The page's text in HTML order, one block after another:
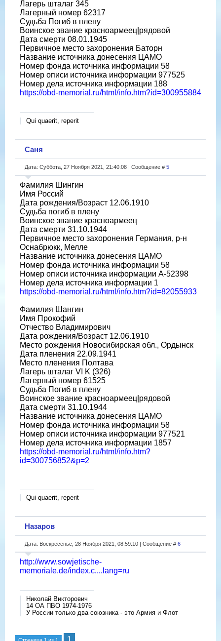
Лагерь шталаг 345
Лагерный номер 62317
Судьба Погиб в плену
Воинское звание красноармеец|рядовой
Дата смерти 08.01.1945
Первичное место захоронения Баторн
Название источника донесения ЦАМО
Номер фонда источника информации 58
Номер описи источника информации 977525
Номер дела источника информации 188
https://obd-memorial.ru/html/info.htm?id=300955884
Qui quaerit, reperit
Саня
Дата: Суббота, 27 Ноября 2021, 21:40:08 | Сообщение # 5
Фамилия Шингин
Имя Россий
Дата рождения/Возраст 12.06.1910
Судьба погиб в плену
Воинское звание красноармеец
Дата смерти 31.10.1944
Первичное место захоронения Германия, р-н
Оснабрюкк, Мелле
Название источника донесения ЦАМО
Номер фонда источника информации 58
Номер описи источника информации A-52398
Номер дела источника информации 1
https://obd-memorial.ru/html/info.htm?id=82055933
Фамилия Шангин
Имя Прокофий
Отчество Владимирович
Дата рождения/Возраст 12.06.1910
Место рождения Новосибирская обл., Ордынск
Дата пленения 22.09.1941
Место пленения Полтава
Лагерь шталаг VI K (326)
Лагерный номер 61525
Судьба Погиб в плену
Воинское звание красноармеец|рядовой
Дата смерти 31.10.1944
Название источника донесения ЦАМО
Номер фонда источника информации 58
Номер описи источника информации 977521
Номер дела источника информации 1857
https://obd-memorial.ru/html/info.htm?
id=300756852&p=2
Qui quaerit, reperit
Назаров
Дата: Воскресенье, 28 Ноября 2021, 08:59:10 | Сообщение # 6
http://www.sowjetische-
memoriale.de/index.c....lang=ru
Николай Викторович
14 ОА ПВО 1974-1976
У России только два союзника - это Армия и Флот
1